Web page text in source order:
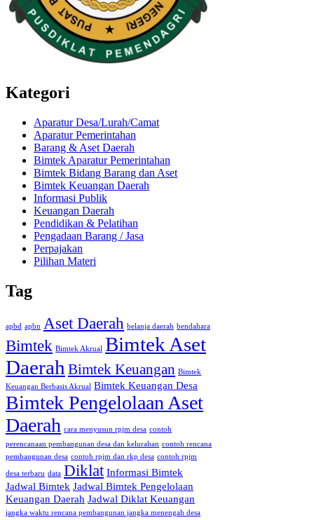
Kategori
Aparatur Desa/Lurah/Camat
Aparatur Pemerintahan
Barang & Aset Daerah
Bimtek Aparatur Pemerintahan
Bimtek Bidang Barang dan Aset
Bimtek Keuangan Daerah
Informasi Publik
Keuangan Daerah
Pendidikan & Pelatihan
Pengadaan Barang / Jasa
Perpajakan
Pilihan Materi
Tag
apbd apbn Aset Daerah belanja daerah bendahara
Bimtek Bimtek Akrual Bimtek Aset
Daerah Bimtek Keuangan Bimtek
Keuangan Berbasis Akrual Bimtek Keuangan Desa
Bimtek Pengelolaan Aset
Daerah cara menyusun rpjm desa contoh
perencanaan pembangunan desa dan kelurahan contoh rencana
pembangunan desa contoh rpjm dan rkp desa contoh rpjm
desa terbaru data Diklat Informasi Bimtek
Jadwal Bimtek Jadwal Bimtek Pengelolaan
Keuangan Daerah Jadwal Diklat Keuangan
jangka waktu rencana pembangunan jangka menengah desa